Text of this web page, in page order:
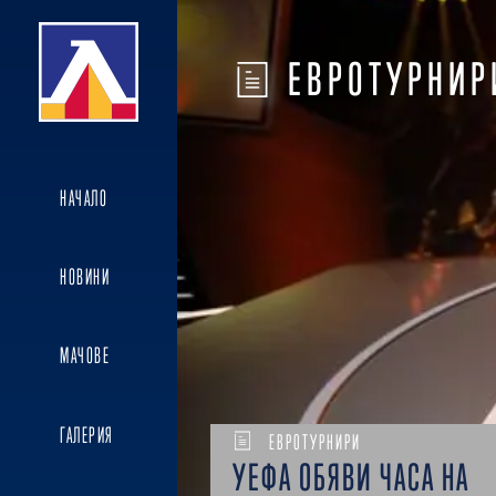
НАЧАЛО
НОВИНИ
МАЧОВЕ
ГАЛЕРИЯ ЕВРОТУРНИРИ
УЕФА ОБЯВИ ЧАСА НА